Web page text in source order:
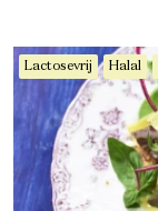
Lactosevrij Halal